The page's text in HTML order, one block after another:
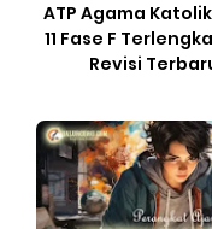
ATP Agama
11 Fase F
Revisi